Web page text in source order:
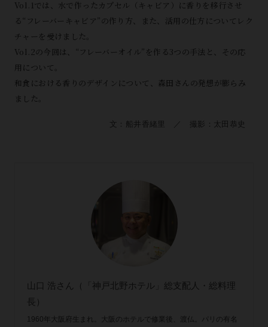
Vol.1では、水で作ったカプセル（キャビア）に香りを移行させ
る“フレーバーキャビア”の作り方、また、活用の仕方についてレク
チャーを受けました。
Vol.2の今回は、“フレーバーオイル”を作る3つの手法と、その応
用について。
和食における香りのデザインについて、森田さんの発想が膨らみ
ました。
文：船井香緒里 ／ 撮影：太田恭史
山口 浩さん（「神戸北野ホテル」総支配人・総料理
長）
1960年大阪府生まれ。大阪のホテルで修業後、渡仏。パリの有名